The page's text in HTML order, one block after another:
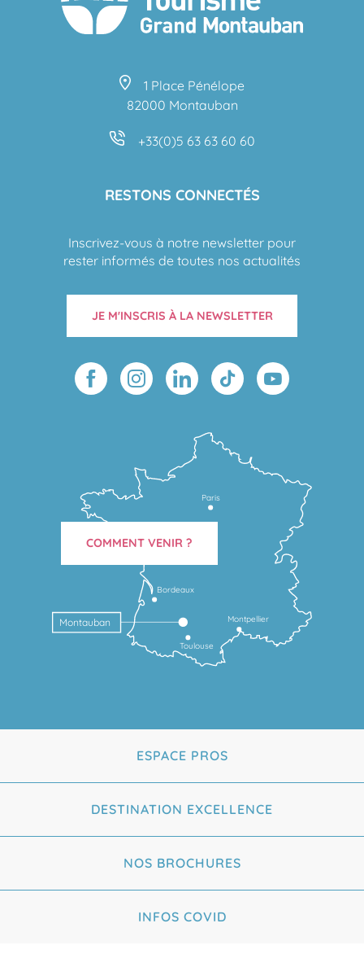
1 Place Pénélope
82000 Montauban
+33(0)5 63 63 60 60
RESTONS CONNECTÉS
Inscrivez-vous à notre newsletter pour
rester informés de toutes nos actualités
JE M'INSCRIS À LA NEWSLETTER
Toulouse
Montpellier
Bordeaux
Montauban
Paris
COMMENT VENIR ?
ESPACE PROS
DESTINATION EXCELLENCE
NOS BROCHURES
INFOS COVID